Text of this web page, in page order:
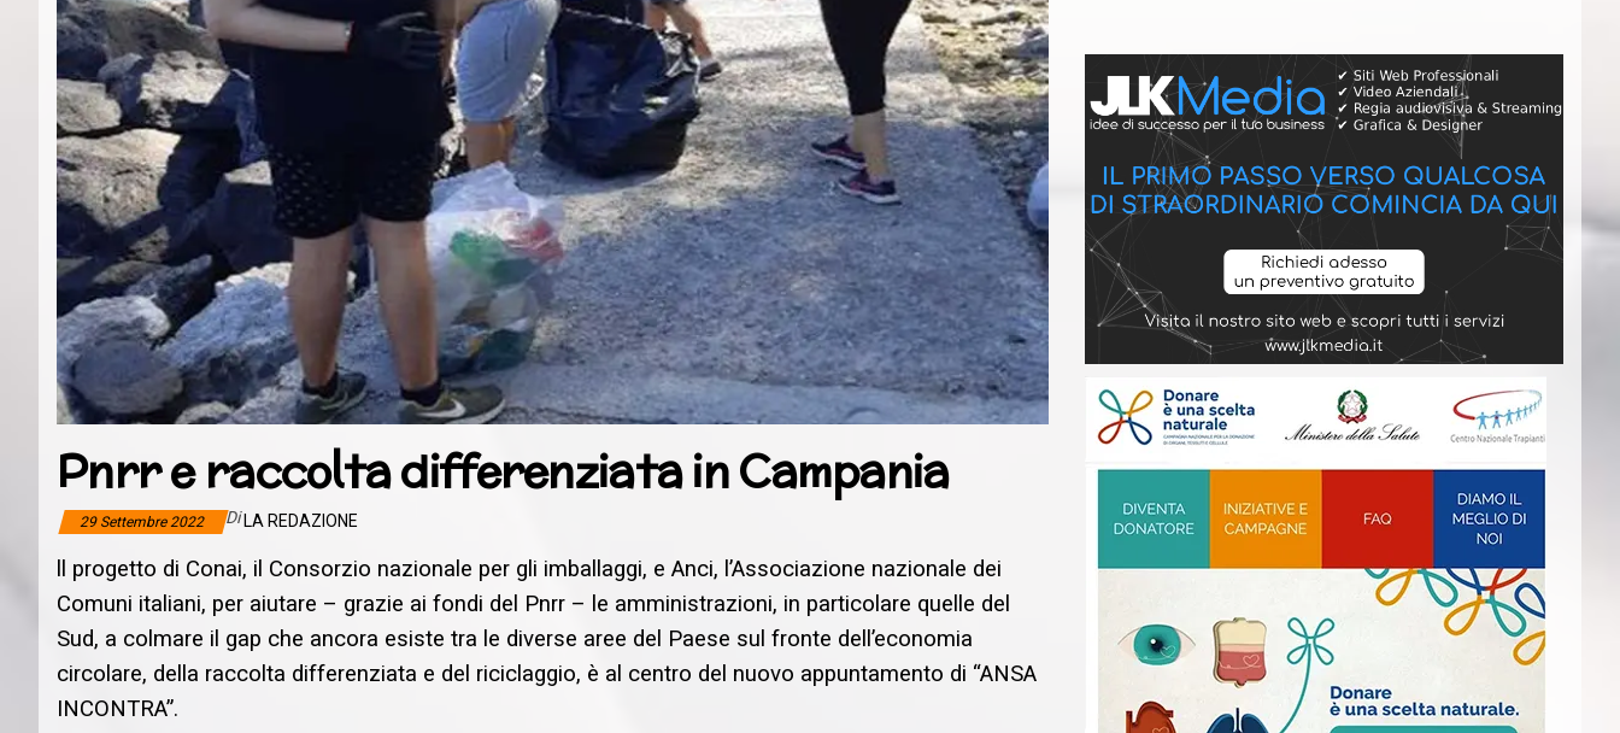
Pnrr e raccolta differenziata in Campania
29 Settembre 2022 Di LA REDAZIONE
ll progetto di Conai, il Consorzio nazionale per gli imballaggi, e Anci, l’Associazione nazionale dei
Comuni italiani, per aiutare – grazie ai fondi del Pnrr – le amministrazioni, in particolare quelle del
Sud, a colmare il gap che ancora esiste tra le diverse aree del Paese sul fronte dell’economia
circolare, della raccolta differenziata e del riciclaggio, è al centro del nuovo appuntamento di “ANSA
INCONTRA”.